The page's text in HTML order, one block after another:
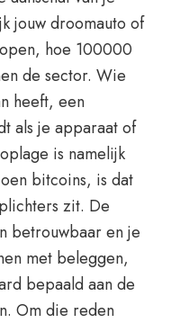
jouw droomauto of
hoe 100000
de sector. Wie
heeft, een
als je apparaat of
is namelijk
bitcoins, is dat
zit. De
betrouwbaar en je
met beleggen,
bepaald aan de
Om die reden